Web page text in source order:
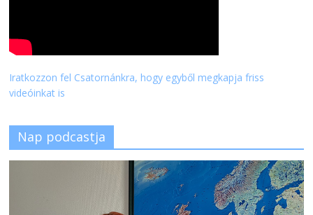
Iratkozzon fel Csatornánkra, hogy egyből megkapja friss
videóinkat is
Nap podcastja